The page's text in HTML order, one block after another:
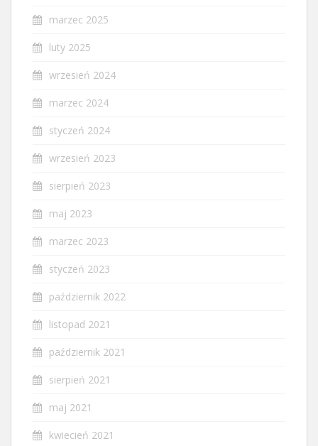
marzec 2025
luty 2025
wrzesień 2024
marzec 2024
styczeń 2024
wrzesień 2023
sierpień 2023
maj 2023
marzec 2023
styczeń 2023
październik 2022
listopad 2021
październik 2021
sierpień 2021
maj 2021
kwiecień 2021